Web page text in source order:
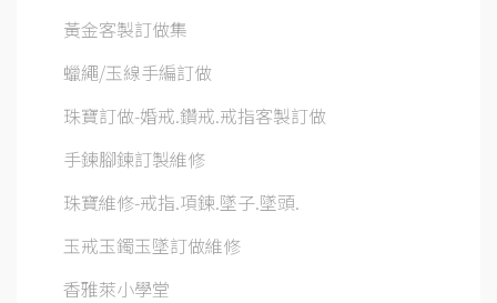
黃金客製訂做集
蠟繩/玉線手編訂做
珠寶訂做-婚戒.鑽戒.戒指客製訂做
手鍊腳鍊訂製維修
珠寶維修-戒指.項鍊.墜子.墜頭.
玉戒玉鐲玉墜訂做維修
香雅萊小學堂